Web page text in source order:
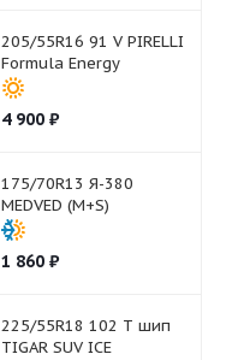
205/55R16 91 V PIRELLI
Formula Energy
4 900₽
175/70R13 Я-380
MEDVED (M+S)
1 860₽
225/55R18 102 T шип
TIGAR SUV ICE